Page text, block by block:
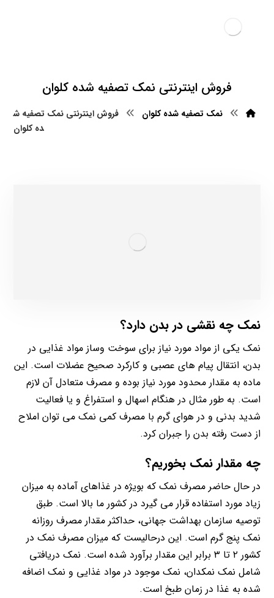
فروش اینترنتی نمک تصفیه شده کلوان
نمک تصفیه شده کلوان
فروش اینترنتی نمک تصفیه ش
ده کلوان
نمک چه نقشی در بدن دارد؟
نمک یکی از مواد مورد نیاز برای سوخت وساز مواد غذایی در
بدن، انتقال پیام های عصبی و کارکرد صحیح عضلات است. این
ماده به مقدار محدود مورد نیاز بوده و مصرف متعادل آن لازم
است. به طور مثال در هنگام اسهال و استفراغ و یا فعالیت
شدید بدنی و در هوای گرم با مصرف کمی نمک می توان املاح
از دست رفته بدن را جبران کرد.
چه مقدار نمک بخوریم؟
در حال حاضر مصرف نمک که بویژه در غذاهای آماده به میزان
زیاد مورد استفاده قرار می گیرد در کشور ما بالا است. طبق
توصیه سازمان بهداشت جهانی، حداکثر مقدار مصرف روزانه
نمک پنج گرم است. این درحالیست که میزان مصرف نمک در
کشور ۲ تا ۳ برابر این مقدار برآورد شده است. نمک دریافتی
شامل نمک نمکدان، نمک موجود در مواد غذایی و نمک اضافه
شده به غذا در زمان طبخ است.